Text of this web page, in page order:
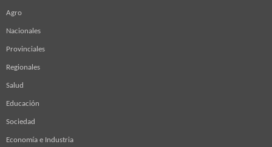
Agro
Nacionales
Provinciales
Regionales
Salud
Educación
Sociedad
Economía e Industria